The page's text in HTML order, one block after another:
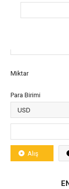
Miktar
Para Birimi
Alış